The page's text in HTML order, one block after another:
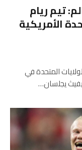
تيم ريام
الأمريكية
المتحدة في
يجلسان…